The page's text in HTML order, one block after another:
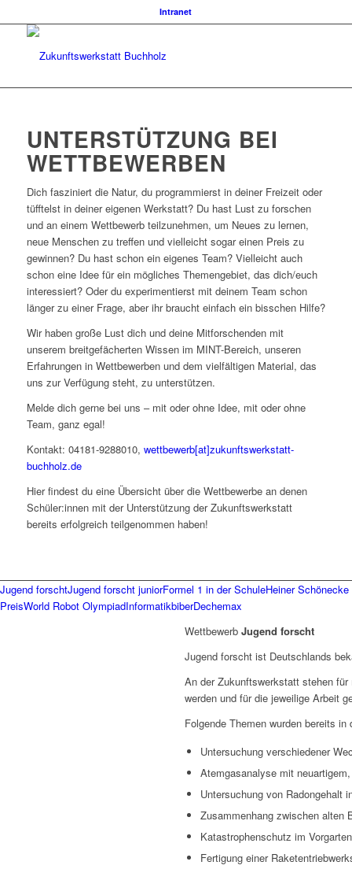
Intranet
UNTERSTÜTZUNG BEI
WETTBEWERBEN
Dich fasziniert die Natur, du programmierst in deiner Freizeit oder
tüfftelst in deiner eigenen Werkstatt? Du hast Lust zu forschen
und an einem Wettbewerb teilzunehmen, um Neues zu lernen,
neue Menschen zu treffen und vielleicht sogar einen Preis zu
gewinnen? Du hast schon ein eigenes Team? Vielleicht auch
schon eine Idee für ein mögliches Themengebiet, das dich/euch
interessiert? Oder du experimentierst mit deinem Team schon
länger zu einer Frage, aber ihr braucht einfach ein bisschen Hilfe?
Wir haben große Lust dich und deine Mitforschenden mit
unserem breitgefächerten Wissen im MINT-Bereich, unseren
Erfahrungen in Wettbewerben und dem vielfältigen Material, das
uns zur Verfügung steht, zu unterstützen.
Melde dich gerne bei uns – mit oder ohne Idee, mit oder ohne
Team, ganz egal!
Kontakt: 04181-9288010, wettbewerb[at]zukunftswerkstatt-
buchholz.de
Hier findest du eine Übersicht über die Wettbewerbe an denen
Schüler:innen mit der Unterstützung der Zukunftswerkstatt
bereits erfolgreich teilgenommen haben!
Jugend forschtJugend forscht juniorFormel 1 in der SchuleHeiner Schönecke
PreisWorld Robot OlympiadInformatikbiberDechemax
WettbewerbJugend forscht
Jugend forscht ist Deutschlands
An der Zukunftswerkstatt stehen
werden und für die jeweilige Arbeit
Folgende Themen wurden bereits
Untersuchung verschiedener
Atemgasanalyse mit
Untersuchung von Radongehalt
Zusammenhang zwischen alten
Katastrophenschutz im Vorgarten
Fertigung einer